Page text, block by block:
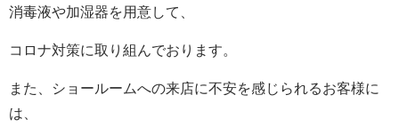
消毒液や加湿器を用意して、
コロナ対策に取り組んでおります。
また、ショールームへの来店に不安を感じられるお客様に
は、